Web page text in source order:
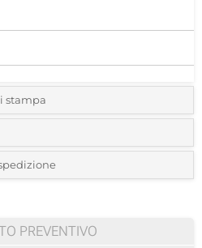
stampa
e il colore del vostro logo:
parasole)
PREVENTIVO